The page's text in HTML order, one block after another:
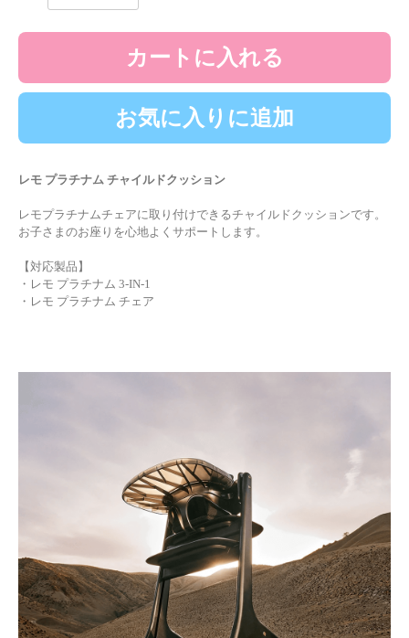
カートに入れる
お気に入りに追加
レモ プラチナム チャイルドクッション
レモプラチナムチェアに取り付けできるチャイルドクッションです。
お子さまのお座りを心地よくサポートします。
【対応製品】
・レモ プラチナム 3-IN-1
・レモ プラチナム チェア